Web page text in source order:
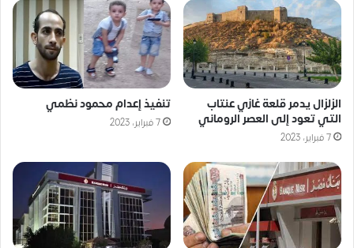
الزلزال يدمر قلعة غازي عنتاب
التي تعود إلى العصر الروماني
7 فبراير، 2023
تنفيذ إعدام محمود نظمي
7 فبراير، 2023